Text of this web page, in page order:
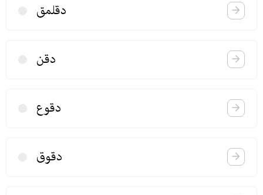
دقلمق
دقن
دقوع
دقوق